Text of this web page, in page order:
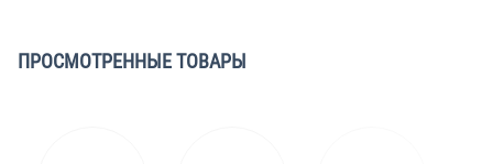
ПРОСМОТРЕННЫЕ ТОВАРЫ